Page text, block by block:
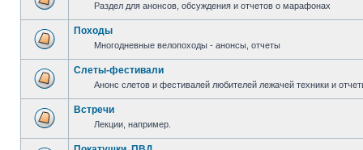
Раздел для анонсов, обсуждения и отчетов о марафонах
Походы
Многодневные велопоходы - анонсы, отчеты
Слеты-фестивали
Анонс слетов и фестивалей любителей лежачей техники и
Встречи
Лекции, например.